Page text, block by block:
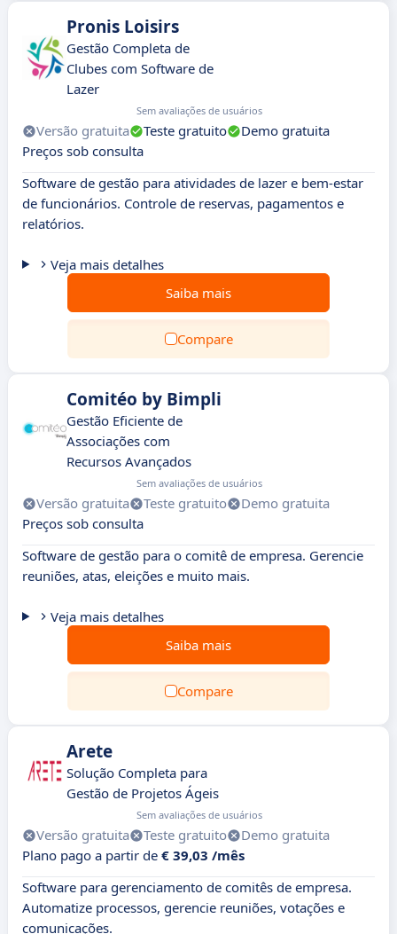
Pronis Loisirs
Gestão Completa de
Clubes com Software de
Lazer
Sem avaliações de usuários
Versão gratuita Teste gratuito
Demo gratuita
Preços sob consulta
Software de gestão para atividades de lazer e bem-estar
de funcionários. Controle de reservas, pagamentos e
relatórios.
Veja mais detalhes
Saiba mais
Compare
Comitéo by Bimpli
Gestão Eficiente de
Associações com
Recursos Avançados
Sem avaliações de usuários
Versão gratuita Teste gratuito
Demo gratuita
Preços sob consulta
Software de gestão para o comitê de empresa. Gerencie
reuniões, atas, eleições e muito mais.
Veja mais detalhes
Saiba mais
Compare
Arete
Solução Completa para
Gestão de Projetos Ágeis
Sem avaliações de usuários
Versão gratuita Teste gratuito
Demo gratuita
Plano pago a partir de € 39,03 /mês
Software para gerenciamento de comitês de empresa.
Automatize processos, gerencie reuniões, votações e
comunicações.